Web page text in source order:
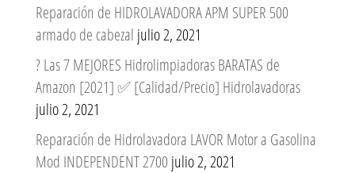
Reparación de HIDROLAVADORA APM SUPER 500
armado de cabezal julio 2, 2021
? Las 7 MEJORES Hidrolimpiadoras BARATAS de
Amazon [2021] ✅ [Calidad/Precio] Hidrolavadoras
julio 2, 2021
Reparación de Hidrolavadora LAVOR Motor a Gasolina
Mod INDEPENDENT 2700 julio 2, 2021